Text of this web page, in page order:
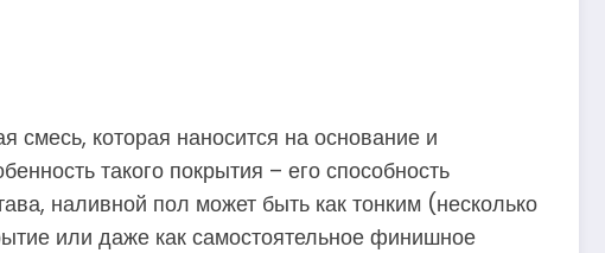
смесь, которая наносится на основание и
такого покрытия – его способность
наливной пол может быть как тонким (несколько
или даже как самостоятельное финишное